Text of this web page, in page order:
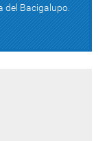
del Bacigalupo.